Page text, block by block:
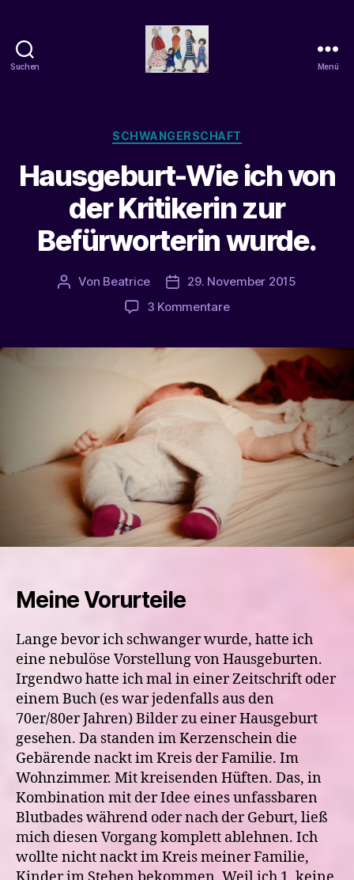
Suchen Menü
Kategorien
SCHWANGERSCHAFT
Hausgeburt-Wie ich von
der Kritikerin zur
Befürworterin wurde.
Beitragsautor
Von Beatrice Veröffentlichungsdatum
29. November 2015
3 Kommentarezu
der
Kritikerin
zur
Befürworterin
wurde.
Meine Vorurteile
Lange bevor ich schwanger wurde, hatte ich
eine nebulöse Vorstellung von Hausgeburten.
Irgendwo hatte ich mal in einer Zeitschrift oder
einem Buch (es war jedenfalls aus den
70er/80er Jahren) Bilder zu einer Hausgeburt
gesehen. Da standen im Kerzenschein die
Gebärende nackt im Kreis der Familie. Im
Wohnzimmer. Mit kreisenden Hüften. Das, in
Kombination mit der Idee eines unfassbaren
Blutbades während oder nach der Geburt, ließ
mich diesen Vorgang komplett ablehnen. Ich
wollte nicht nackt im Kreis meiner Familie,